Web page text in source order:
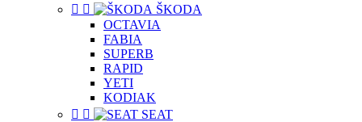
 
ŠKODA
OCTAVIA
FABIA
SUPERB
RAPID
YETI
KODIAK
 
SEAT